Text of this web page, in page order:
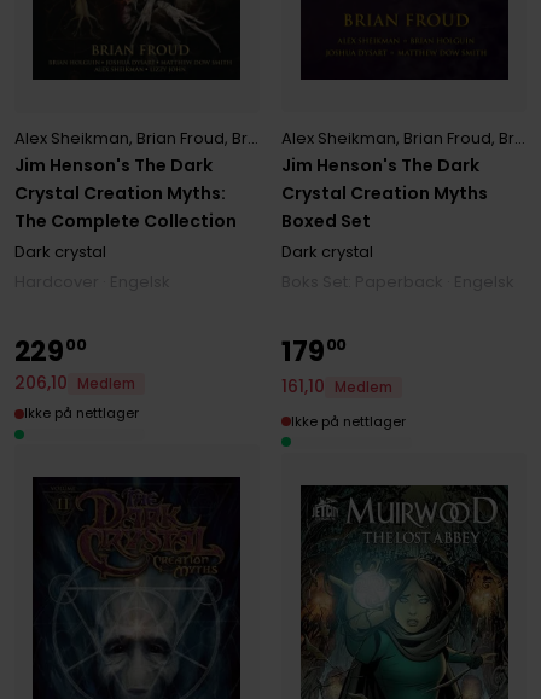
Jim Henson's The Dark
Crystal Creation Myths:
The Complete Collection
Alex Sheikman, Brian Froud, Brian Holguin ,Jim Henson,Joshua
Dark crystal
Jim Henson's The Dark
Crystal Creation Myths
Boxed Set
Alex Sheikman, Brian Froud, Brian Holguin
Dark crystal
22900
206,10
Medlem
Ikke på nettlager
17900
161,10
Medlem
Ikke på nettlager